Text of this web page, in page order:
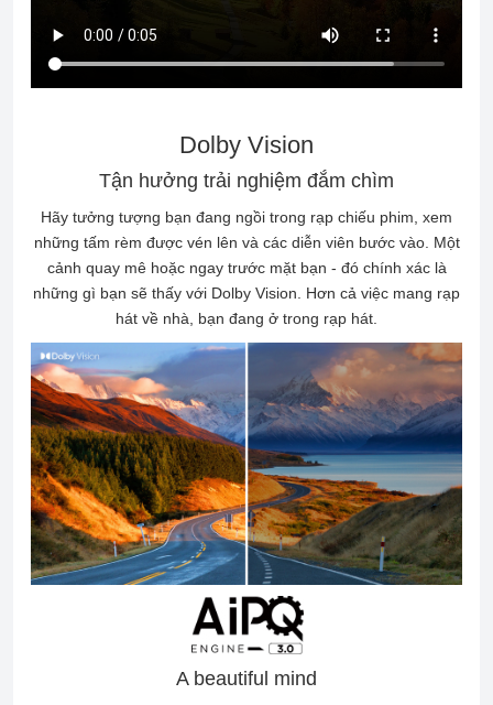
Dolby Vision
Tận hưởng trải nghiệm đắm chìm
Hãy tưởng tượng bạn đang ngồi trong rạp chiếu phim, xem
những tấm rèm được vén lên và các diễn viên bước vào. Một
cảnh quay mê hoặc ngay trước mặt bạn - đó chính xác là
những gì bạn sẽ thấy với Dolby Vision. Hơn cả việc mang rạp
hát về nhà, bạn đang ở trong rạp hát.
A beautiful mind